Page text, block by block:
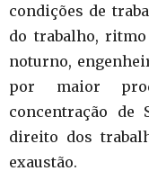
condições de
do trabalho,
noturno,
por maior
concentração de
direito dos
exaustão.